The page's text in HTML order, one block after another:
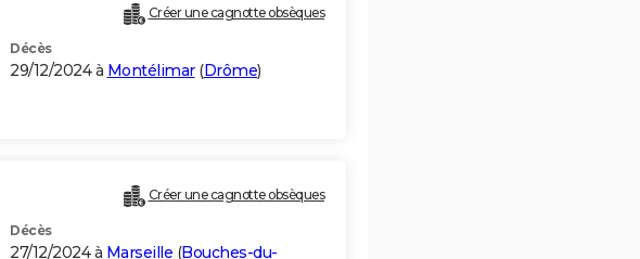
Créer une cagnotte obsèques
Décès
29/12/2024 à Montélimar(Drôme)
Créer une cagnotte obsèques
Décès
27/12/2024 à Marseille (Bouches-du-